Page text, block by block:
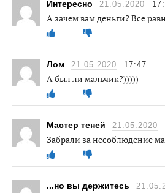
Интересно 21.05.2020
А зачем вам деньги? Все
Лом 21.05.2020 17:47
А был ли мальчик?)))))
Мастер теней 21.05.2020
Забрали за несоблюдение
...но вы держитесь